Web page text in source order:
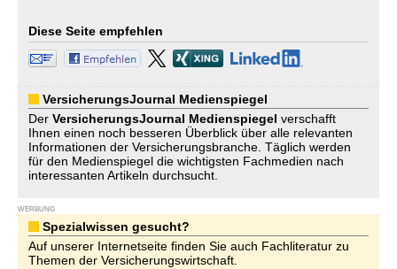
Diese Seite empfehlen
VersicherungsJournal Medienspiegel
Der VersicherungsJournal Medienspiegel verschafft
Ihnen einen noch besseren Überblick über alle relevanten
Informationen der Versicherungsbranche. Täglich werden
für den Medienspiegel die wichtigsten Fachmedien nach
interessanten Artikeln durchsucht.
WERBUNG
Spezialwissen gesucht?
Auf unserer Internetseite finden Sie auch Fachliteratur zu
Themen der Versicherungswirtschaft.